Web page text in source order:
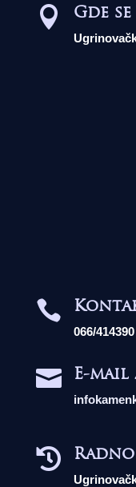
 Gde

066/414390
 E-mail
